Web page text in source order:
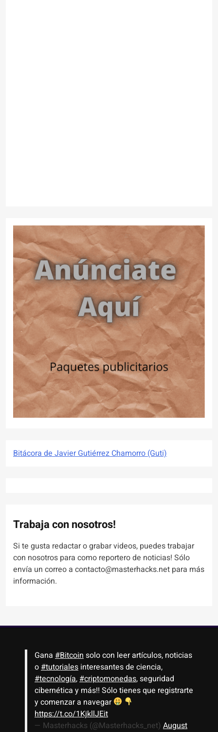
Bitácora de Javier Gutiérrez Chamorro (Guti)
Trabaja con nosotros!
Si te gusta redactar o grabar videos, puedes trabajar
con nosotros para como reportero de noticias! Sólo
envía un correo a contacto@masterhacks.net para más
información.
Gana #Bitcoin solo con leer artículos, noticias
o #tutoriales interesantes de ciencia,
#tecnología, #criptomonedas, seguridad
cibernética y más!! Sólo tienes que registrarte
y comenzar a navegar
https://t.co/1KjkllJEit
— Masterhacks (@Masterhacks_net) August